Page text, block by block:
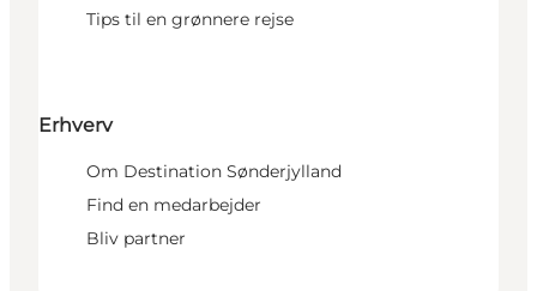
Tips til en grønnere rejse
Erhverv
Om Destination Sønderjylland
Find en medarbejder
Bliv partner